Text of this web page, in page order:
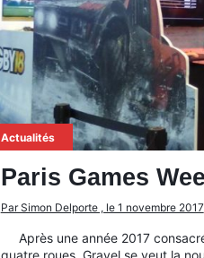
Actualités
Paris Games
Par Simon Delporte , le 1 novembre 2017
Après une année 2017
quatre roues. Gravel se veut la